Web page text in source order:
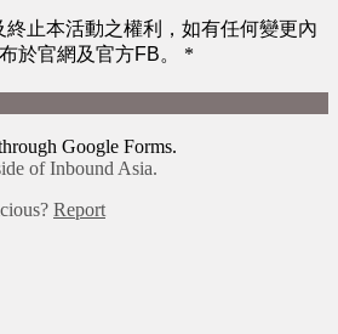
終止本活動之權利，如有任何變更內
於官網 及官方FB。 *
Google Forms.
of Inbound Asia.
Report